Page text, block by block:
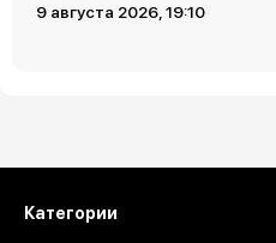
9 августа 2026, 19:10
Категории